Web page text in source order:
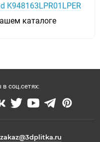
K948163LPR01LPER
каталоге
соц.сетях:
zakaz@3dplitka.ru